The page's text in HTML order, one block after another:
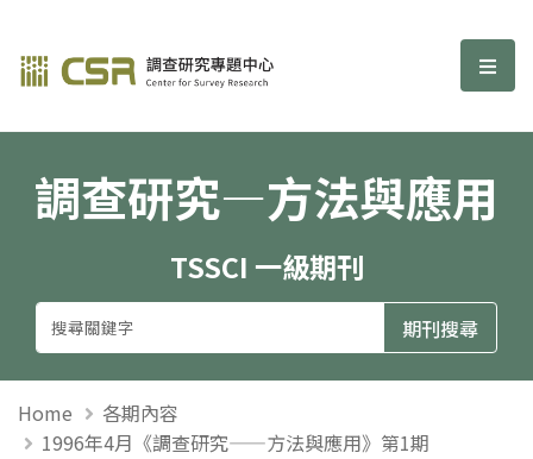
調查研究—方法與應用期刊 選
調查研究—方法與應用
TSSCI 一級期刊
Home
各期內容
1996年4月《調查研究——方法與應用》第1期